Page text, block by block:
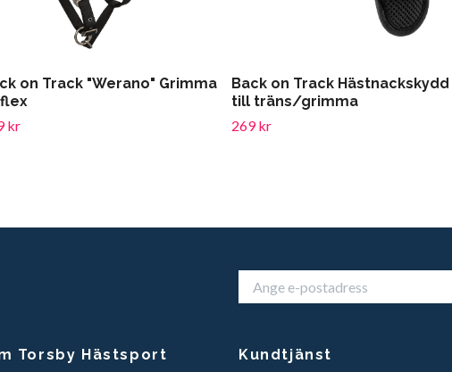
on Track "Werano" Grimma
kr
Back on Track Hästnackskydd
till träns/grimma
269 kr
Torsby Hästsport Kundtjänst